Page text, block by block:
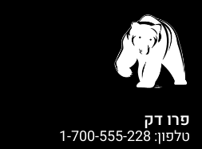
פרו דק
טלפון: 1-700-555-228